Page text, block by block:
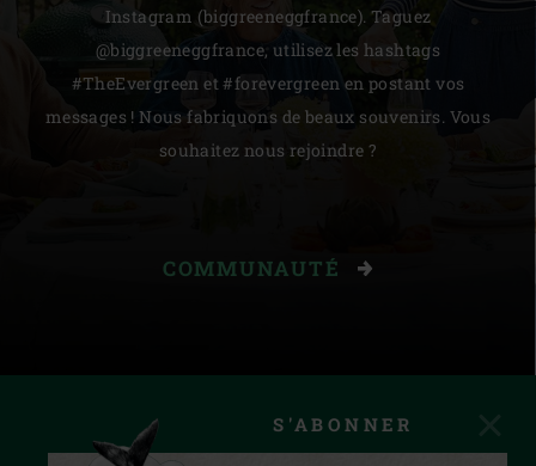
Instagram (biggreeneggfrance). Taguez
@biggreeneggfrance, utilisez les hashtags
#TheEvergreen et #forevergreen en postant vos
messages ! Nous fabriquons de beaux souvenirs. Vous
souhaitez nous rejoindre ?
COMMUNAUTÉ
S'ABONNER